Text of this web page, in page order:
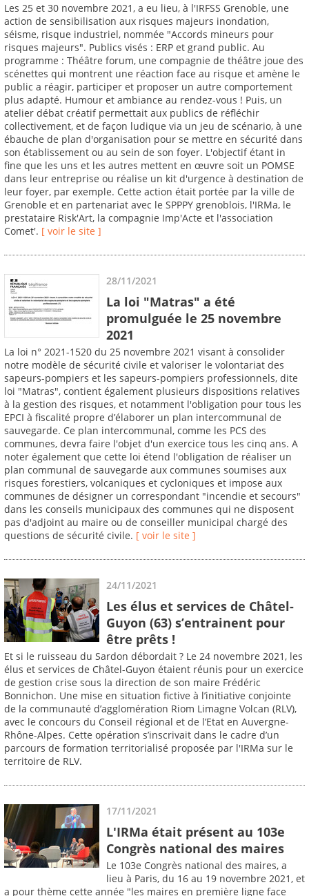
Les 25 et 30 novembre 2021, a eu lieu, à l'IRFSS Grenoble, une
action de sensibilisation aux risques majeurs inondation,
séisme, risque industriel, nommée "Accords mineurs pour
risques majeurs". Publics visés : ERP et grand public. Au
programme : Théâtre forum, une compagnie de théâtre joue des
scénettes qui montrent une réaction face au risque et amène le
public a réagir, participer et proposer un autre comportement
plus adapté. Humour et ambiance au rendez-vous ! Puis, un
atelier débat créatif permettait aux publics de réfléchir
collectivement, et de façon ludique via un jeu de scénario, à une
ébauche de plan d'organisation pour se mettre en sécurité dans
son établissement ou au sein de son foyer. L'objectif étant in
fine que les uns et les autres mettent en œuvre soit un POMSE
dans leur entreprise ou réalise un kit d'urgence à destination de
leur foyer, par exemple. Cette action était portée par la ville de
Grenoble et en partenariat avec le SPPPY grenoblois, l'IRMa, le
prestataire Risk'Art, la compagnie Imp'Acte et l'association
Comet'. [ voir le site ]
28/11/2021
La loi "Matras" a été
promulguée le 25 novembre
2021
La loi n° 2021-1520 du 25 novembre 2021 visant à consolider
notre modèle de sécurité civile et valoriser le volontariat des
sapeurs-pompiers et les sapeurs-pompiers professionnels, dite
loi "Matras", contient également plusieurs dispositions relatives
à la gestion des risques, et notamment l'obligation pour tous les
EPCI à fiscalité propre d’élaborer un plan intercommunal de
sauvegarde. Ce plan intercommunal, comme les PCS des
communes, devra faire l'objet d'un exercice tous les cinq ans. A
noter également que cette loi étend l'obligation de réaliser un
plan communal de sauvegarde aux communes soumises aux
risques forestiers, volcaniques et cycloniques et impose aux
communes de désigner un correspondant "incendie et secours"
dans les conseils municipaux des communes qui ne disposent
pas d'adjoint au maire ou de conseiller municipal chargé des
questions de sécurité civile. [ voir le site ]
24/11/2021
Les élus et services de Châtel-
Guyon (63) s’entrainent pour
être prêts !
Et si le ruisseau du Sardon débordait ? Le 24 novembre 2021, les
élus et services de Châtel-Guyon étaient réunis pour un exercice
de gestion crise sous la direction de son maire Frédéric
Bonnichon. Une mise en situation fictive à l’initiative conjointe
de la communauté d’agglomération Riom Limagne Volcan (RLV),
avec le concours du Conseil régional et de l’Etat en Auvergne-
Rhône-Alpes. Cette opération s’inscrivait dans le cadre d’un
parcours de formation territorialisé proposée par l'IRMa sur le
territoire de RLV.
17/11/2021
L'IRMa était présent au 103e
Congrès national des maires
Le 103e Congrès national des maires, a
lieu à Paris, du 16 au 19 novembre 2021, et
a pour thème cette année "les maires en première ligne face